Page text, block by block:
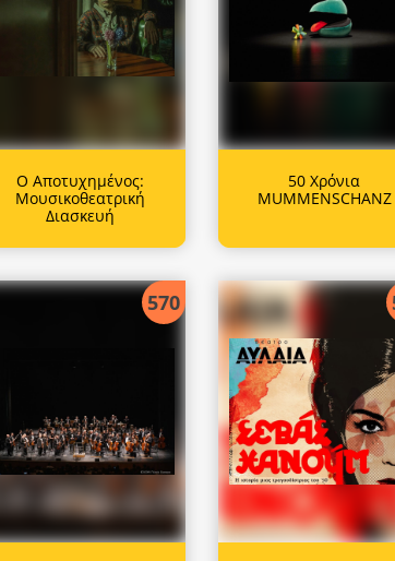
Ο Αποτυχημένος:
Μουσικοθεατρική
Διασκευή
50 Χρόνια
MUMMENSCHANZ
570